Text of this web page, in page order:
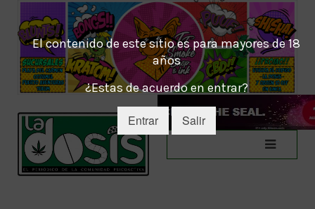
El contenido de este sitio es para mayores de 18
años
¿Estas de acuerdo en entrar?
Entrar Salir